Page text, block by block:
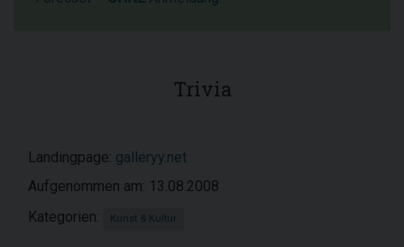
Trivia
Landingpage: galleryy.net
Aufgenommen am: 13.08.2008
Kategorien:
Kunst & Kultur